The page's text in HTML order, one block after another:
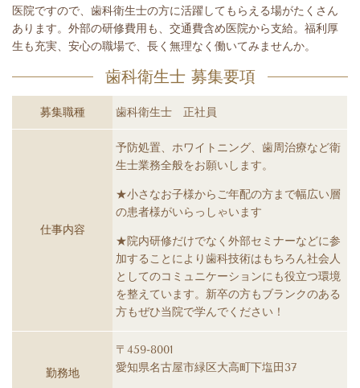
医院ですので、歯科衛生士の方に活躍してもらえる場がたくさん
あります。外部の研修費用も、交通費含め医院から支給。福利厚
生も充実、安心の職場で、長く無理なく働いてみませんか。
歯科衛生士 募集要項
募集職種 歯科衛生士 正社員
仕事内容
予防処置、ホワイトニング、歯周治療など衛
生士業務全般をお願いします。
★小さなお子様からご年配の方まで幅広い層
の患者様がいらっしゃいます
★院内研修だけでなく外部セミナーなどに参
加することにより歯科技術はもちろん社会人
としてのコミュニケーションにも役立つ環境
を整えています。新卒の方もブランクのある
方もぜひ当院で学んでください！
勤務地
〒459-8001
愛知県名古屋市緑区大高町下塩田37